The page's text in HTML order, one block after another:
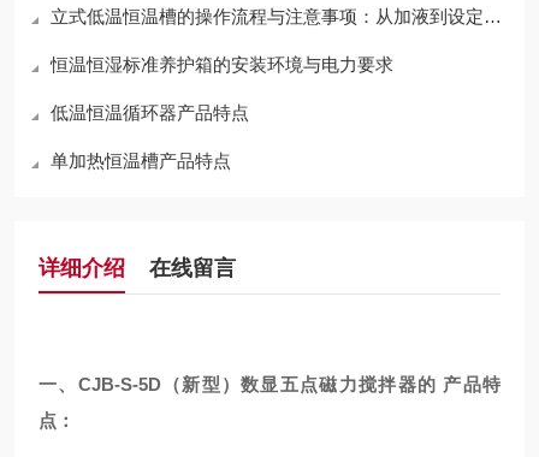
立式低温恒温槽的操作流程与注意事项：从加液到设定的完整指南
恒温恒湿标准养护箱的安装环境与电力要求
低温恒温循环器产品特点
单加热恒温槽产品特点
详细介绍 在线留言
一、 CJB-S-5D（新型 ）数显五点磁力搅拌器的 产品特
点 ：